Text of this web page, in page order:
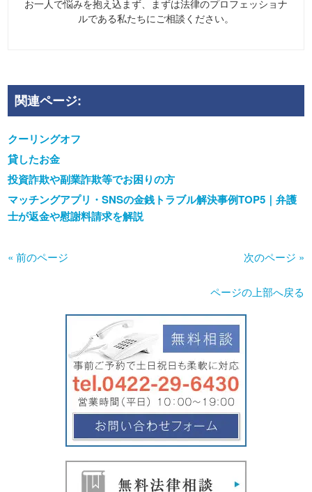
お一人で悩みを抱え込まず、まずは法律のプロフェッショナ
ルである私たちにご相談ください。
関連ページ:
クーリングオフ
貸したお金
投資詐欺や副業詐欺等でお困りの方
マッチングアプリ・SNSの金銭トラブル解決事例TOP5｜弁護
士が返金や慰謝料請求を解説
« 前のページ 次のページ »
ページの上部へ戻る